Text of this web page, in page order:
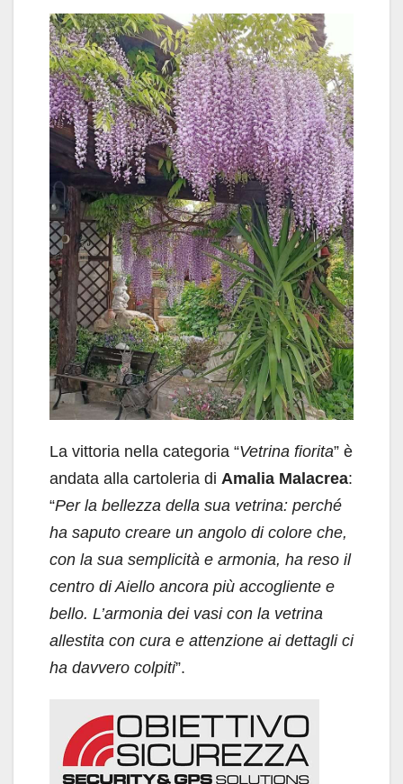
La vittoria nella categoria “Vetrina fiorita” è
andata alla cartoleria di Amalia Malacrea:
“Per la bellezza della sua vetrina: perché
ha saputo creare un angolo di colore che,
con la sua semplicità e armonia, ha reso il
centro di Aiello ancora più accogliente e
bello. L’armonia dei vasi con la vetrina
allestita con cura e attenzione ai dettagli ci
ha davvero colpiti”.